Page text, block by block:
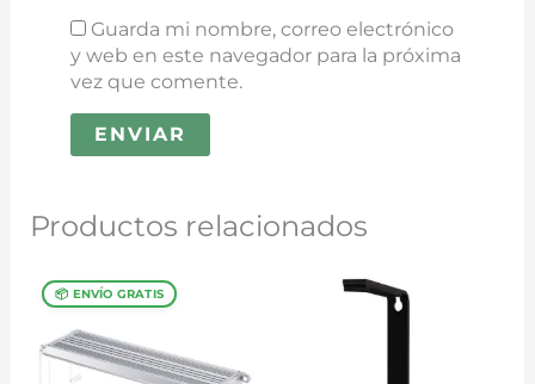
Guarda mi nombre, correo electrónico
y web en este navegador para la próxima
vez que comente.
Productos relacionados